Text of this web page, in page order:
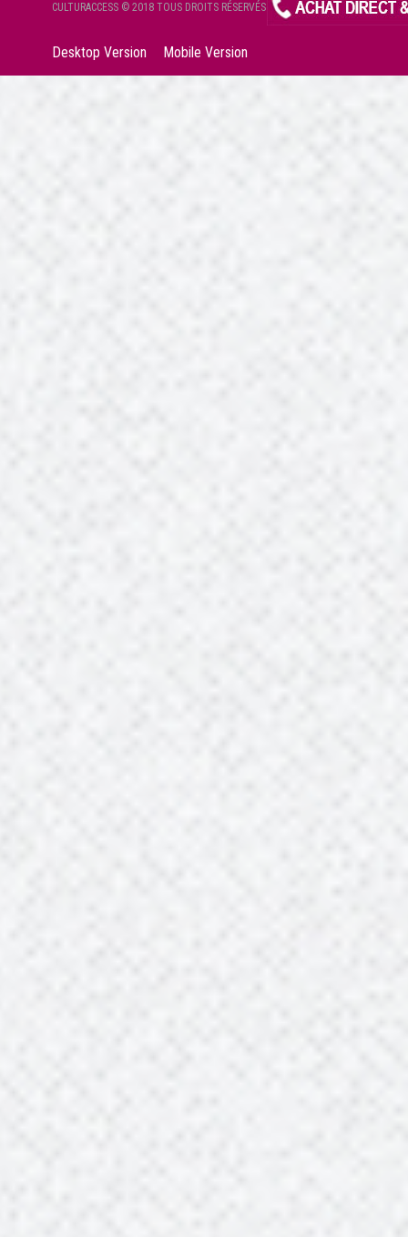
CULTURACCESS © 2018 TOUS DROITS RÉSERVÉS
Desktop Version Mobile Version